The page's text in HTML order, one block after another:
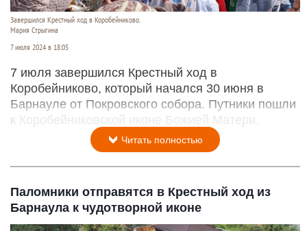
Завершился Крестный ход в Коробейниково.
Мария Стрыгина
7 июля 2024 в 18:05
7 июля завершился Крестный ход в
Коробейниково, который начался 30 июня в
Барнауле от Покровского собора. Путники пошли
к Коробейниковской иконе Божией Матери.
Читать полностью
Паломники отправятся в Крестный ход из
Барнаула к чудотворной иконе